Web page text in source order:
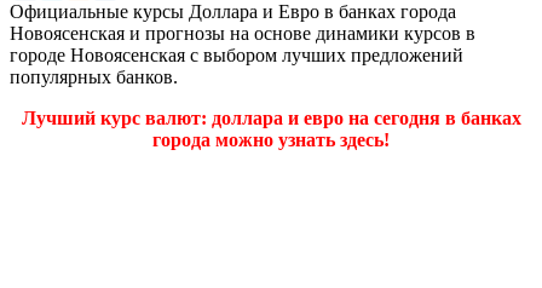
Официальные курсы Доллара и Евро в банках города
Новоясенская и прогнозы на основе динамики курсов в
городе Новоясенская с выбором лучших предложений
популярных банков.
Лучший курс валют: доллара и евро на сегодня в банках
города можно узнать здесь!